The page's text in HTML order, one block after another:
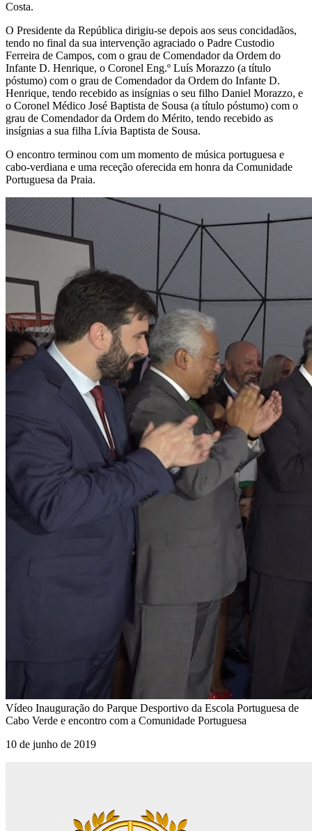
Costa.
O Presidente da República dirigiu-se depois aos seus concidadãos,
tendo no final da sua intervenção agraciado o Padre Custodio
Ferreira de Campos, com o grau de Comendador da Ordem do
Infante D. Henrique, o Coronel Eng.º Luís Morazzo (a título
póstumo) com o grau de Comendador da Ordem do Infante D.
Henrique, tendo recebido as insígnias o seu filho Daniel Morazzo, e
o Coronel Médico José Baptista de Sousa (a título póstumo) com o
grau de Comendador da Ordem do Mérito, tendo recebido as
insígnias a sua filha Lívia Baptista de Sousa.
O encontro terminou com um momento de música portuguesa e
cabo-verdiana e uma receção oferecida em honra da Comunidade
Portuguesa da Praia.
Vídeo Inauguração do Parque Desportivo da Escola Portuguesa de
Cabo Verde e encontro com a Comunidade Portuguesa
10 de junho de 2019